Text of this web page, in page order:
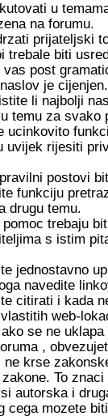
u
na forumu.
prijateljski
trebale biti
post
je cijenjen.
li najbolji
temu za
ucinkovito
uvijek rijesiti
postovi
funkciju
drugu temu.
trebaju
s istim
jednostavno
navedite
citirati i kada
web-
se ne uklapa
,
ne krse
zakone. To
autorska i
cega mozete